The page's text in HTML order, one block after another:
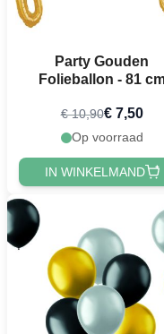
Party Gouden
Folieballon - 81
€ 10,90€ 7,50
Op voorraad
IN WINKELMAND